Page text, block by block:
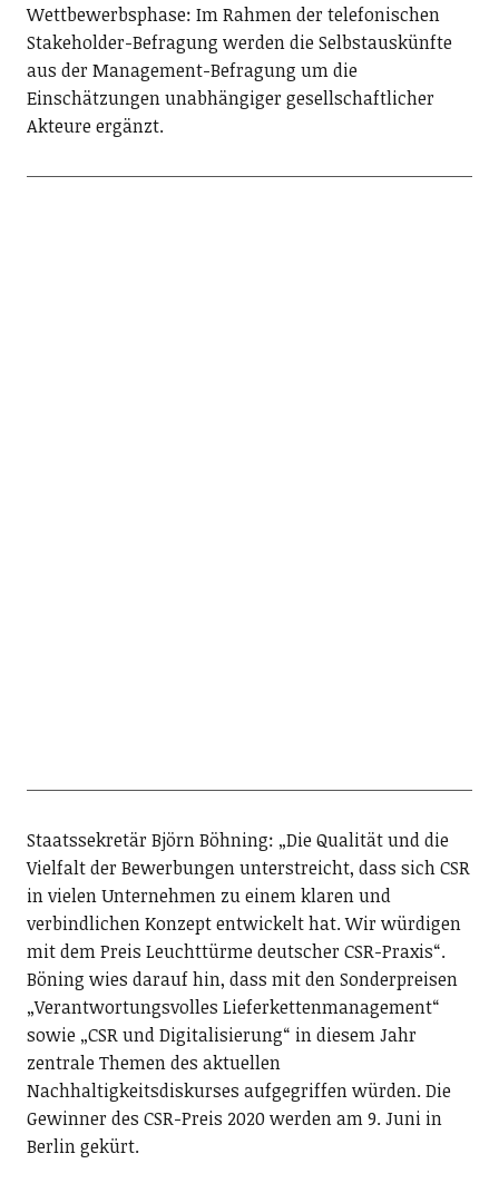
Wettbewerbsphase: Im Rahmen der telefonischen
Stakeholder-Befragung werden die Selbstauskünfte
aus der Management-Befragung um die
Einschätzungen unabhängiger gesellschaftlicher
Akteure ergänzt.
Staatssekretär Björn Böhning: „Die Qualität und die
Vielfalt der Bewerbungen unterstreicht, dass sich CSR
in vielen Unternehmen zu einem klaren und
verbindlichen Konzept entwickelt hat. Wir würdigen
mit dem Preis Leuchttürme deutscher CSR-Praxis“.
Böning wies darauf hin, dass mit den Sonderpreisen
„Verantwortungsvolles Lieferkettenmanagement“
sowie „CSR und Digitalisierung“ in diesem Jahr
zentrale Themen des aktuellen
Nachhaltigkeitsdiskurses aufgegriffen würden. Die
Gewinner des CSR-Preis 2020 werden am 9. Juni in
Berlin gekürt.